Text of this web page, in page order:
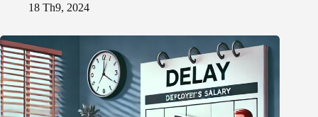
18 Th9, 2024